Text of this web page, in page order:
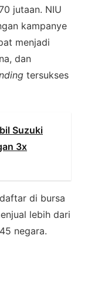
jutaan. NIU
kampanye
menjadi
dan
tersukses
Suzuki
3x
di bursa
lebih dari
negara.